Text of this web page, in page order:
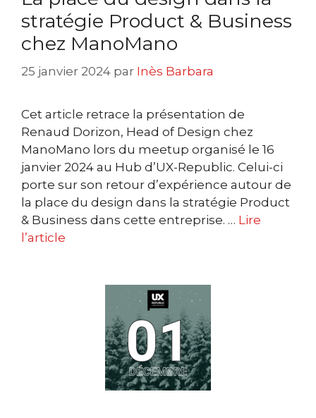
stratégie Product & Business
chez ManoMano
25 janvier 2024 par Inès Barbara
Cet article retrace la présentation de
Renaud Dorizon, Head of Design chez
ManoMano lors du meetup organisé le 16
janvier 2024 au Hub d’UX-Republic. Celui-ci
porte sur son retour d’expérience autour de
la place du design dans la stratégie Product
& Business dans cette entreprise. … Lire
l’article